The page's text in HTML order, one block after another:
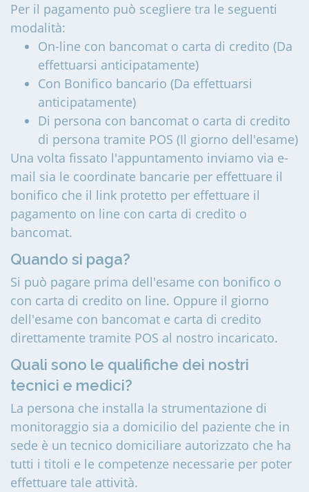
Per il pagamento può scegliere tra le seguenti
modalità:
On-line con bancomat o carta di credito (Da
effettuarsi anticipatamente)
Con Bonifico bancario (Da effettuarsi
anticipatamente)
Di persona con bancomat o carta di credito
di persona tramite POS (Il giorno dell'esame)
Una volta fissato l'appuntamento inviamo via e-
mail sia le coordinate bancarie per effettuare il
bonifico che il link protetto per effettuare il
pagamento on line con carta di credito o
bancomat.
Quando si paga?
Si può pagare prima dell'esame con bonifico o
con carta di credito on line. Oppure il giorno
dell'esame con bancomat e carta di credito
direttamente tramite POS al nostro incaricato.
Quali sono le qualifiche dei nostri
tecnici e medici?
La persona che installa la strumentazione di
monitoraggio sia a domicilio del paziente che in
sede è un tecnico domiciliare autorizzato che ha
tutti i titoli e le competenze necessarie per poter
effettuare tale attività.